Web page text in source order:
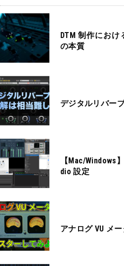
DTM 制作にお
の本質
デジタルリバー
【Mac/Windows
dio 設定
アナログ VU メ